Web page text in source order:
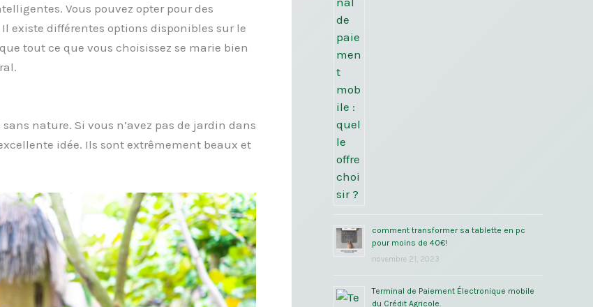
Vous pouvez opter pour des
existe différentes options disponibles sur le
tout ce que vous choisissez se marie bien
nature. Si vous n’avez pas de jardin dans
idée. Ils sont extrêmement beaux et
comment transformer sa tablette en pc
pour moins de 40€!
novembre 21, 2023
Terminal de Paiement Électronique mobile
du Crédit Agricole.